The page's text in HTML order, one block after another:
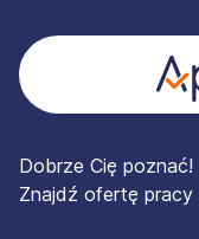
Dobrze Cię poznać!
Znajdź ofertę pracy